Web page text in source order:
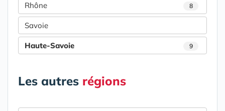
Rhône 8
Savoie
Haute-Savoie 9
Les autres régions